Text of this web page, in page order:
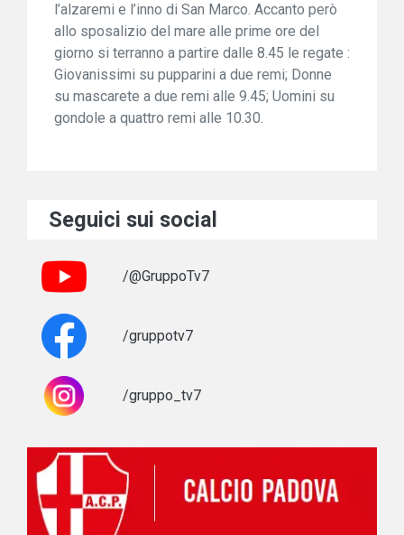
l’alzaremi e l’inno di San Marco. Accanto però
allo sposalizio del mare alle prime ore del
giorno si terranno a partire dalle 8.45 le regate :
Giovanissimi su pupparini a due remi; Donne
su mascarete a due remi alle 9.45; Uomini su
gondole a quattro remi alle 10.30.
Seguici sui social
/@GruppoTv7
/gruppotv7
/gruppo_tv7